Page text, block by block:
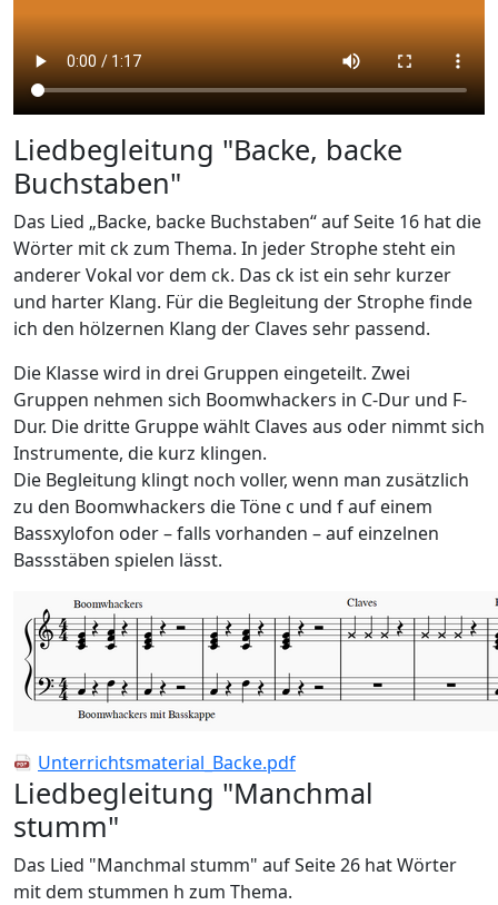
Liedbegleitung "Backe, backe
Buchstaben"
Das Lied „Backe, backe Buchstaben“ auf Seite 16 hat die
Wörter mit ck zum Thema. In jeder Strophe steht ein
anderer Vokal vor dem ck. Das ck ist ein sehr kurzer
und harter Klang. Für die Begleitung der Strophe finde
ich den hölzernen Klang der Claves sehr passend.
Die Klasse wird in drei Gruppen eingeteilt. Zwei
Gruppen nehmen sich Boomwhackers in C-Dur und F-
Dur. Die dritte Gruppe wählt Claves aus oder nimmt sich
Instrumente, die kurz klingen.
Die Begleitung klingt noch voller, wenn man zusätzlich
zu den Boomwhackers die Töne c und f auf einem
Bassxylofon oder – falls vorhanden – auf einzelnen
Bassstäben spielen lässt.
Unterrichtsmaterial_Backe.pdf
Liedbegleitung "Manchmal
stumm"
Das Lied "Manchmal stumm" auf Seite 26 hat Wörter
mit dem stummen h zum Thema.